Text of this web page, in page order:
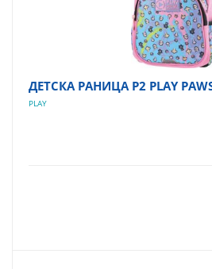
ДЕТСКА РАНИЦА P2 PLAY
PLAY